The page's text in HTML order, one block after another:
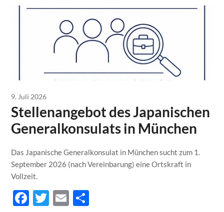
9. Juli 2026
Stellenangebot des Japanischen
Generalkonsulats in München
Das Japanische Generalkonsulat in München sucht zum 1.
September 2026 (nach Vereinbarung) eine Ortskraft in
Vollzeit.
Facebook
Twitter
Email